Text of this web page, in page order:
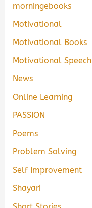
morningebooks
Motivational
Motivational Books
Motivational Speech
News
Online Learning
PASSION
Poems
Problem Solving
Self Improvement
Shayari